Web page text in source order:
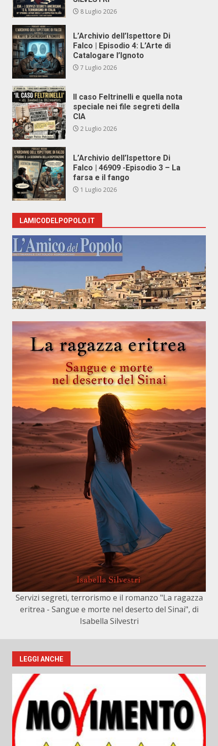
8 Luglio 2026
L’Archivio dell’Ispettore Di
Falco | Episodio 4: L’Arte di
Catalogare l’Ignoto
7 Luglio 2026
Il caso Feltrinelli e quella nota
speciale nei file segreti della
CIA
2 Luglio 2026
L’Archivio dell’Ispettore Di
Falco | 46909 -Episodio 3 – La
farsa e il fango
1 Luglio 2026
LAMICODELPOPOLO.IT
Servizi segreti, terrorismo e il romanzo "La ragazza
eritrea - Sangue e morte nel deserto del Sinai", di
Isabella Silvestri
LEGGI ANCHE